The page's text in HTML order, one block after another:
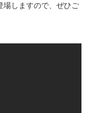
場しますので、ぜひご